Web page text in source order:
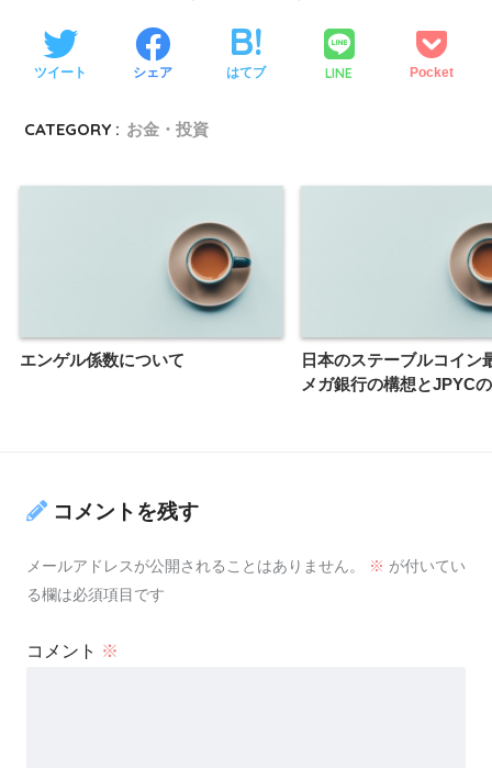
ツイート シェア はてブ LINE Pocket
CATEGORY : お金・投資
エンゲル係数について
日本のステーブルコイン
メガ銀行の構想とJPYC
コメントを残す
メールアドレスが公開されることはありません。 ※ が付いてい
る欄は必須項目です
コメント ※